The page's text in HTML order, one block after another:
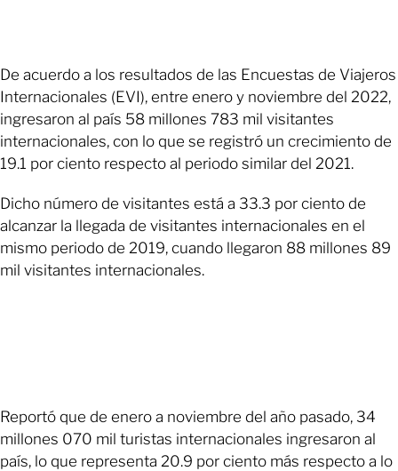
De acuerdo a los resultados de las Encuestas de Viajeros
Internacionales (EVI), entre enero y noviembre del 2022,
ingresaron al país 58 millones 783 mil visitantes
internacionales, con lo que se registró un crecimiento de
19.1 por ciento respecto al periodo similar del 2021.
Dicho número de visitantes está a 33.3 por ciento de
alcanzar la llegada de visitantes internacionales en el
mismo periodo de 2019, cuando llegaron 88 millones 89
mil visitantes internacionales.
Reportó que de enero a noviembre del año pasado, 34
millones 070 mil turistas internacionales ingresaron al
país, lo que representa 20.9 por ciento más respecto a lo